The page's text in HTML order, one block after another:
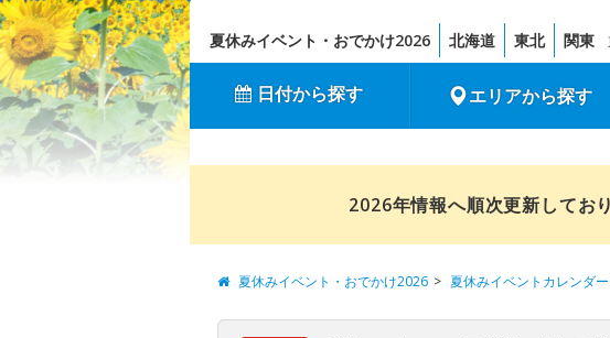
夏休みイベント・おでかけ2026 北海道 東北 関東
日付から探す エリアから探す
2026年情報へ順次更新してお
夏休みイベント・おでかけ2026 夏休みイベントカレンダー